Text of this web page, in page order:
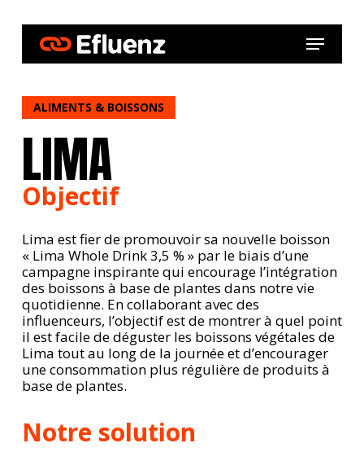
Menu
ALIMENTS & BOISSONS
LIMA
Objectif
Lima est fier de promouvoir sa nouvelle boisson
« Lima Whole Drink 3,5 % »par le biais d’une
campagne inspirante qui encourage l’intégration
des boissons à base de plantes dans notre vie
quotidienne. En collaborant avec des
influenceurs, l’objectif est de montrer à quel point
il estfacilede déguster les boissons végétales de
Lima tout au long de la journée etd’encourager
une consommation plus régulièrede produits à
base de plantes.
Notre solution